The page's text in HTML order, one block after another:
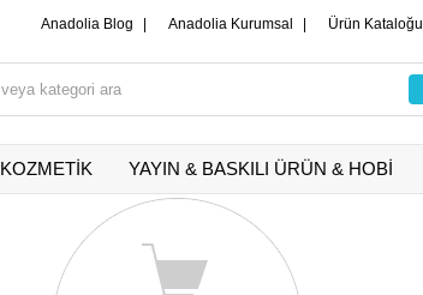
Anadolia Blog Anadolia Kurumsal Ürün Kataloğu
KOZMETİK YAYIN & BASKILI ÜRÜN & HOBİ